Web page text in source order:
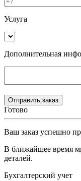
Услуга
Дополнительная
Готово
Ваш заказ успешно
В ближайшее время
деталей.
Бухгалтерский учет